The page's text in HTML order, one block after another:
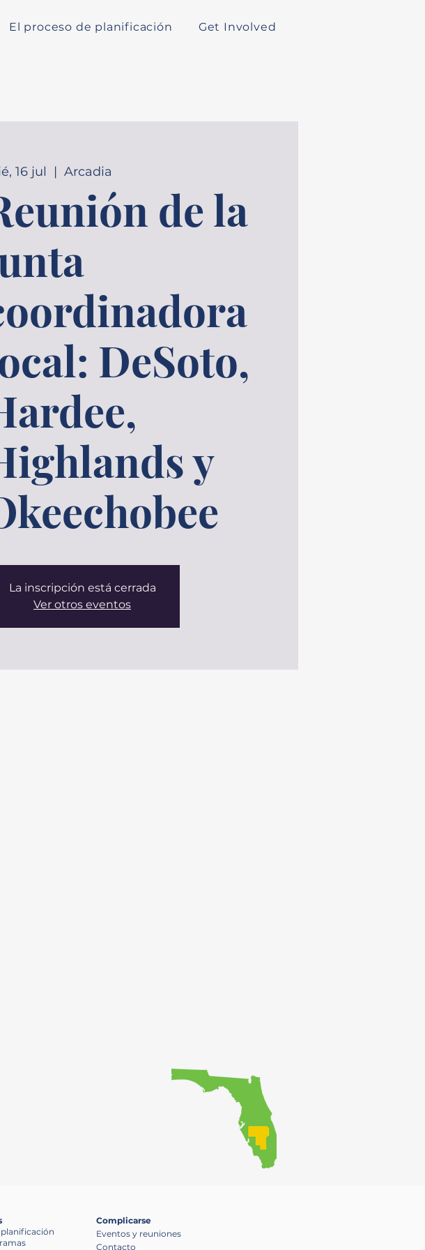
El proceso de planificación Get Involved
16 jul
  |
Arcadia
de la
DeSoto,
y
La inscripción está cerrada
Ver otros eventos
Complicarse
Eventos y reuniones
Contacto